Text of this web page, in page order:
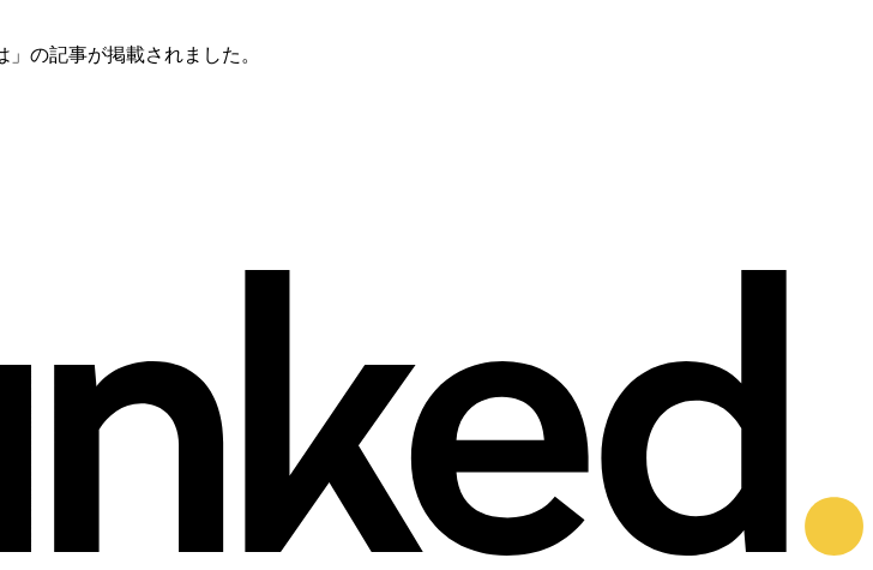
の記事が掲載されました。